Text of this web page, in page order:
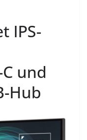
IPS-
und
Hub